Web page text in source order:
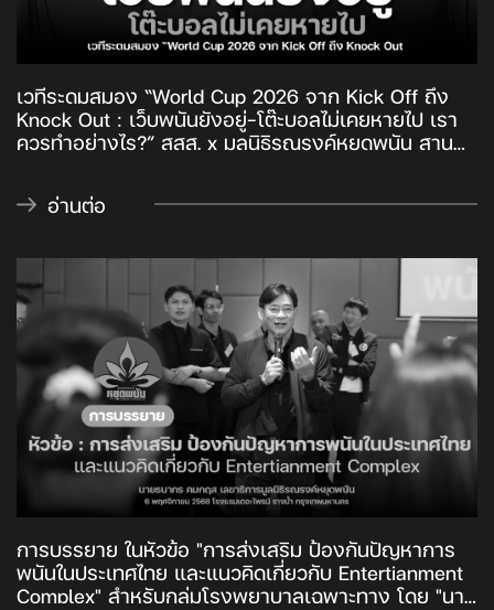
เวทีระดมสมอง “World Cup 2026 จาก Kick Off ถึง
Knock Out : เว็บพนันยังอยู่-โต๊ะบอลไม่เคยหายไป เรา
ควรทำอย่างไร?” สสส. x มูลนิธิรณรงค์หยุดพนัน สาน
นโยบาย ควบคุมแพลตฟอร์มดิจิทัล-สร้างภูมิคุ้มกันสังคม
อุดช่องว่าง พนันออนไลน์คุกคามเด็ก-เยาวชน ด้านพนัน
ในชุมชน 5% อยู่ใกล้สถานที่ราชการ
อ่านต่อ
การบรรยาย ในหัวข้อ "การส่งเสริม ป้องกันปัญหาการ
พนันในประเทศไทย และแนวคิดเกี่ยวกับ Entertianment
Complex" สำหรับกลุ่มโรงพยาบาลเฉพาะทาง โดย "นาย